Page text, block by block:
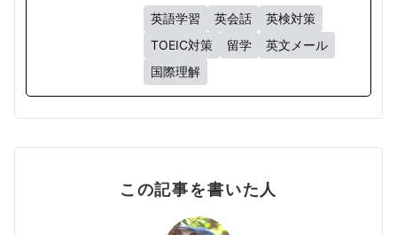
英語学習 英会話
英検対策
TOEIC対策
留学
英文メール
国際理解
この記事を書いた人